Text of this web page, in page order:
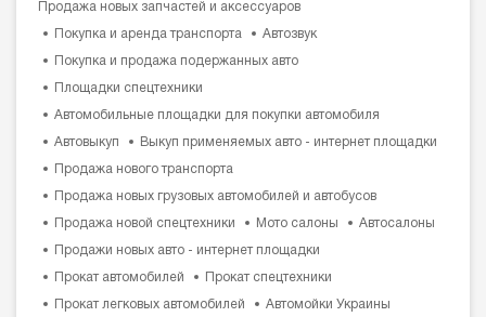
Продажа новых запчастей и аксессуаров
Покупка и аренда транспорта Автозвук
Покупка и продажа подержанных авто
Площадки спецтехники
Автомобильные площадки для покупки автомобиля
Автовыкуп Выкуп применяемых авто - интернет площадки
Продажа нового транспорта
Продажа новых грузовых автомобилей и автобусов
Продажа новой спецтехники Мото салоны Автосалоны
Продажи новых авто - интернет площадки
Прокат автомобилей Прокат спецтехники
Прокат легковых автомобилей Автомойки Украины